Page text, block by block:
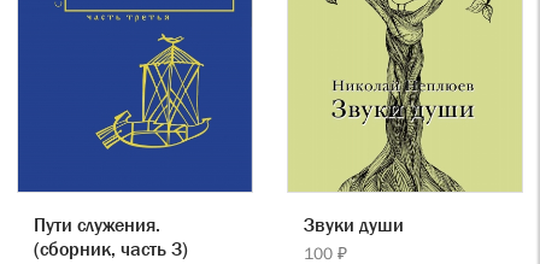
Пути служения.
(сборник, часть 3)
Звуки души
100 ₽